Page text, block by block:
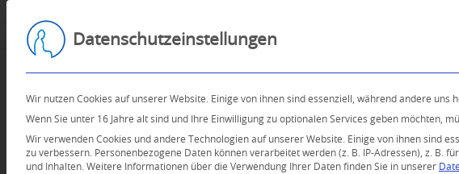
Datenschutzeinstellungen
Wir nutzen Cookies auf unserer Website. Einige von ihnen sind essenziell, während andere uns
Wenn Sie unter 16 Jahre alt sind und Ihre Einwilligung zu optionalen Services geben möchten,
Wir verwenden Cookies und andere Technologien auf unserer Website. Einige von ihnen sind
zu verbessern.
Personenbezogene Daten können verarbeitet werden (z. B. IP-Adressen), z. B.
und Inhalten. Weitere Informationen über die Verwendung Ihrer Daten finden Sie in unserer